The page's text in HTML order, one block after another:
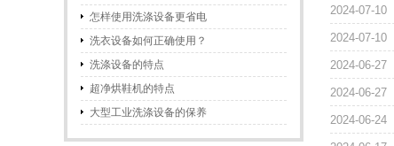
怎样使用洗涤设备更省电
洗衣设备如何正确使用？
洗涤设备的特点
超净烘鞋机的特点
大型工业洗涤设备的保养
2024-07-10
2024-07-10
2024-06-27
2024-06-27
2024-06-24